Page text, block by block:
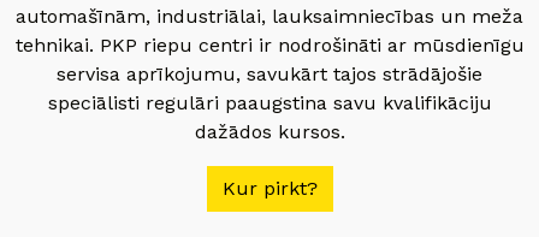
automašīnām, industriālai, lauksaimniecības un meža
tehnikai. PKP riepu centri ir nodrošināti ar mūsdienīgu
servisa aprīkojumu, savukārt tajos strādājošie
speciālisti regulāri paaugstina savu kvalifikāciju
dažādos kursos.
Kur pirkt?